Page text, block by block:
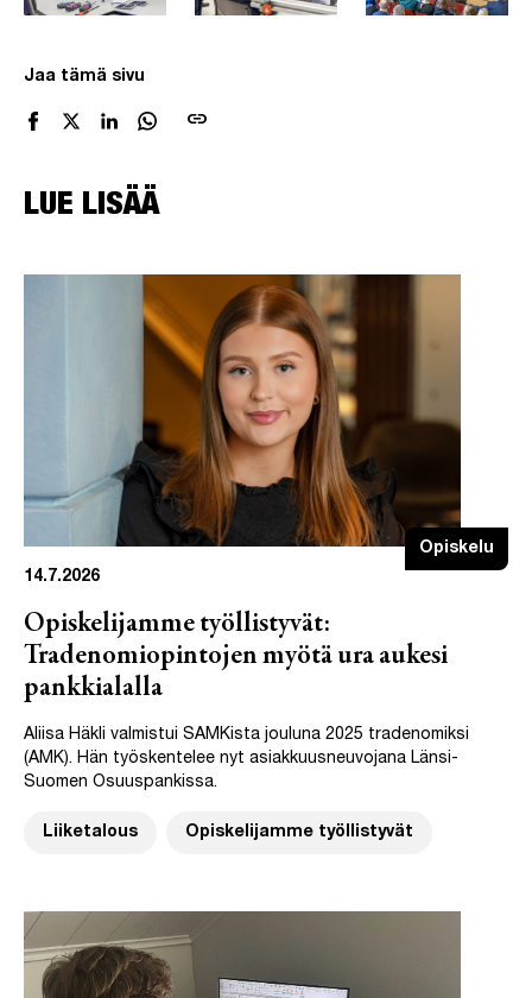
Jaa tämä sivu
link
LUE LISÄÄ
Opiskelu
14.7.2026
Opiskelijamme työllistyvät:
Tradenomiopintojen myötä ura aukesi
pankkialalla
Aliisa Häkli valmistui SAMKista jouluna 2025 tradenomiksi
(AMK). Hän työskentelee nyt asiakkuusneuvojana Länsi-
Suomen Osuuspankissa.
Liiketalous Opiskelijamme työllistyvät